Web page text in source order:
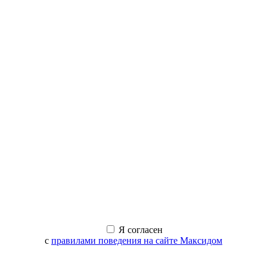
Я согласен
с правилами поведения на сайте Максидом